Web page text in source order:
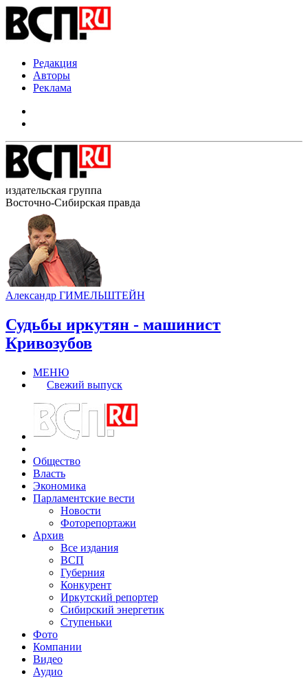
Редакция
Авторы
Реклама
издательская группа
Восточно-Сибирская правда
Александр ГИМЕЛЬШТЕЙН
Судьбы иркутян - машинист
Кривозубов
МЕНЮ
Свежий выпуск
Общество
Власть
Экономика
Парламентские вести
Новости
Фоторепортажи
Архив
Все издания
ВСП
Губерния
Конкурент
Иркутский репортер
Сибирский энергетик
Ступеньки
Фото
Компании
Видео
Аудио